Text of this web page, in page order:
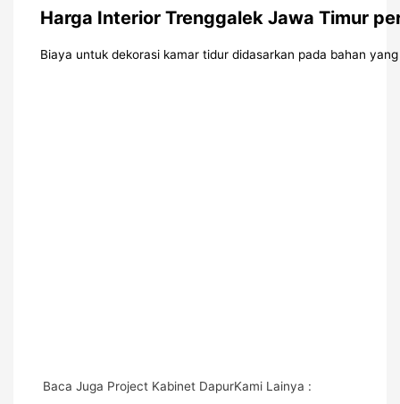
Harga Interior Trenggalek Jawa Timur
Biaya untuk dekorasi kamar tidur didasarkan pada bahan
Baca Juga Project Kabinet DapurKami Lainya :